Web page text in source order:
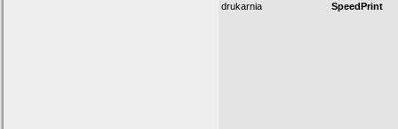
drukarnia SpeedPrint